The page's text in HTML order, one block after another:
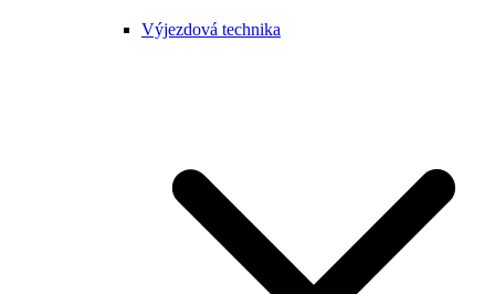
Výjezdová technika